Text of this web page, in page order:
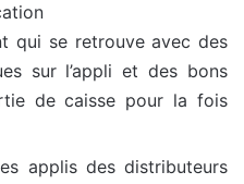
qui se retrouve avec des
sur l’appli et des bons
de caisse pour la fois
applis des distributeurs